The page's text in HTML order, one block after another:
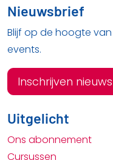
Nieuwsbrief
Blijf op de hoogte
events.
Inschrijven
Uitgelicht
Ons abonnement
Cursussen